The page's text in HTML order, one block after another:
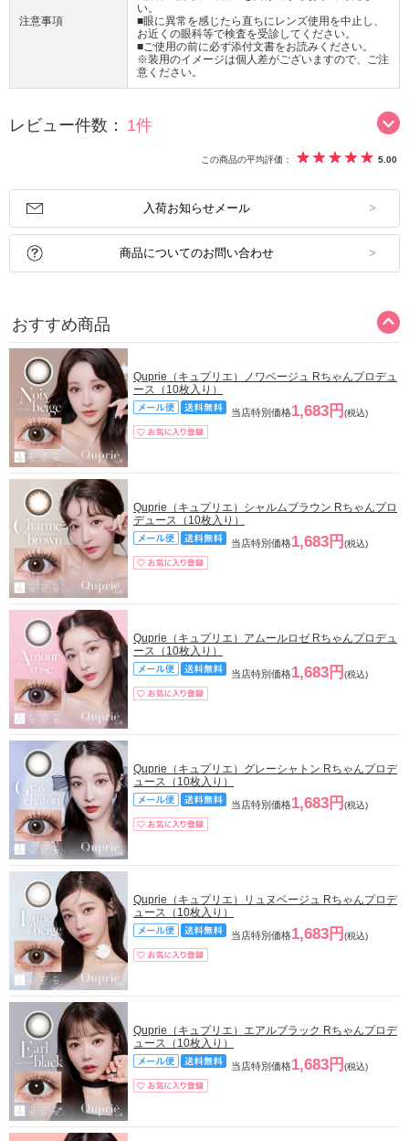
注意事項
い。
■眼に異常を感じたら直ちにレンズ使用を中止し、
お近くの眼科等で検査を受診してください。
■ご使用の前に必ず添付文書をお読みください。
※装用のイメージは個人差がございますので、ご注
意ください。
レビュー件数： 1件
この商品の平均評価： 5.00
入荷お知らせメール
商品についてのお問い合わせ
おすすめ商品
Quprie（キュプリエ）ノワベージュ Rちゃんプロデュ
ース（10枚入り）
当店特別価格1,683円 (税込)
Quprie（キュプリエ）シャルムブラウン Rちゃんプロ
デュース（10枚入り）
当店特別価格1,683円 (税込)
Quprie（キュプリエ）アムールロゼ Rちゃんプロデュ
ース（10枚入り）
当店特別価格1,683円 (税込)
Quprie（キュプリエ）グレーシャトン Rちゃんプロデ
ュース（10枚入り）
当店特別価格1,683円 (税込)
Quprie（キュプリエ）リュヌベージュ Rちゃんプロデ
ュース（10枚入り）
当店特別価格1,683円 (税込)
Quprie（キュプリエ）エアルブラック Rちゃんプロデ
ュース（10枚入り）
当店特別価格1,683円 (税込)